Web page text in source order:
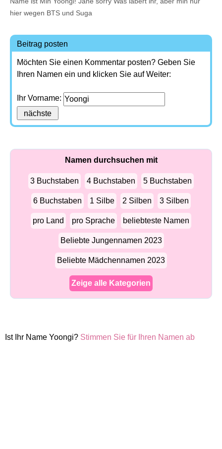
hier wegen BTS und Suga
Beitrag posten
Möchten Sie einen Kommentar posten? Geben Sie
Ihren Namen ein und klicken Sie auf Weiter:
Ihr Vorname:
Namen durchsuchen mit
3 Buchstaben 4 Buchstaben 5 Buchstaben
6 Buchstaben 1 Silbe 2 Silben 3 Silben
pro Land pro Sprache beliebteste Namen
Beliebte Jungennamen 2023
Beliebte Mädchennamen 2023
Zeige alle Kategorien
Ist Ihr Name Yoongi? Stimmen Sie für Ihren Namen ab